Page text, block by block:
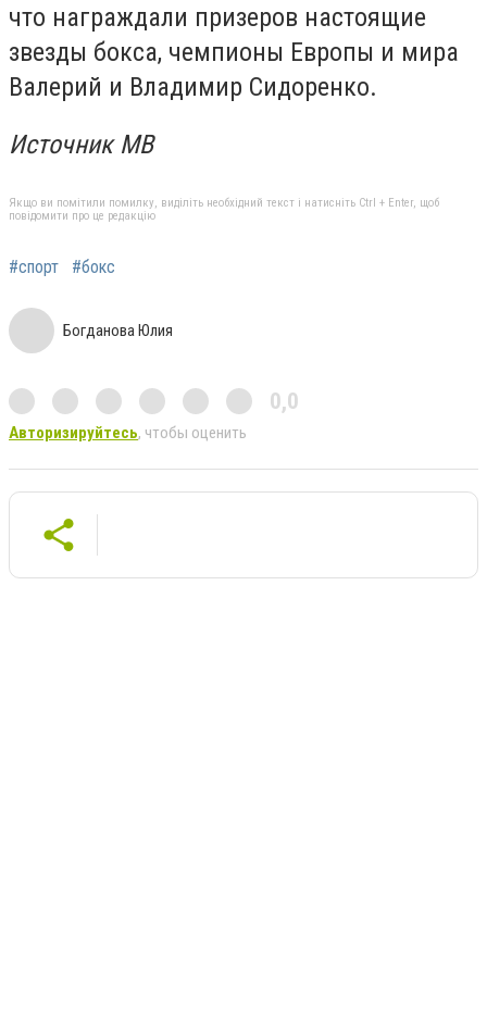
что награждали призеров настоящие
звезды бокса, чемпионы Европы и мира
Валерий и Владимир Сидоренко.
Источник МВ
Якщо ви помітили помилку, виділіть необхідний текст і натисніть Ctrl + Enter, щоб
повідомити про це редакцію
#спорт #бокс
Богданова Юлия
0,0
Авторизируйтесь, чтобы оценить